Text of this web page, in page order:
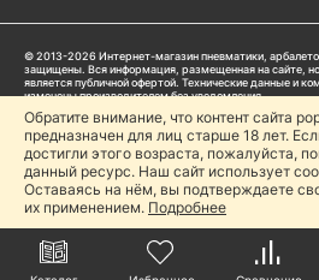
© 2013-2026 Интернет-магазин пневматики,
защищены. Вся информация, размещенная на сайте,
является публичной офертой. Технические данные и
изменены производителем без уведомления
Пользуясь сайтом Popadiv10.ru, пользователь
прописанными в
Политике конфиденциальности
Копирование любой информации (тексты, фото, видео
за исключением наличия письменного согласия
Обратите внимание, что контент сайта
предназначен для лиц старше 18 лет.
достигли этого возраста, пожалуйста,
данный ресурс. Наш сайт использует
Оставаясь на нём, вы подтверждаете
их применением. Подробнее